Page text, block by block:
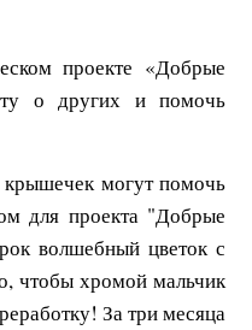
проекте «Добрые
о других и помочь
могут помочь
для проекта "Добрые
волшебный цветок с
чтобы хромой мальчик
За три месяца